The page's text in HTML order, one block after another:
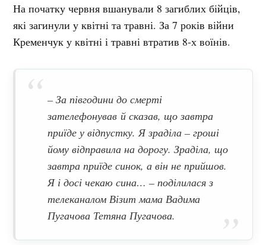
На початку червня вшанували 8 загиблих бійців,
які загинули у квітні та травні. За 7 років війни
Кременчук у квітні і травні втратив 8-х воїнів.
– За півгодини до смерті
зателефонував й сказав, що завтра
приїде у відпустку. Я зраділа – гроші
йому відправила на дорогу. Зраділа, що
завтра приїде синок, а він не прийшов.
Я і досі чекаю сина… – поділилася з
телеканалом Візит мама Вадима
Пугачова Тетяна Пугачова.